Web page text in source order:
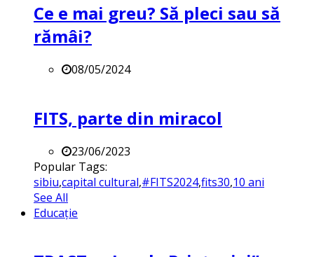
Ce e mai greu? Să pleci sau să
rămâi?
08/05/2024
FITS, parte din miracol
23/06/2023
Popular Tags:
sibiu,capital cultural,#FITS2024,fits30,10 ani
See All
Educație